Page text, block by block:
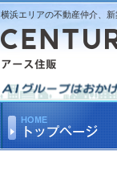
横浜エリアの不動産仲介、